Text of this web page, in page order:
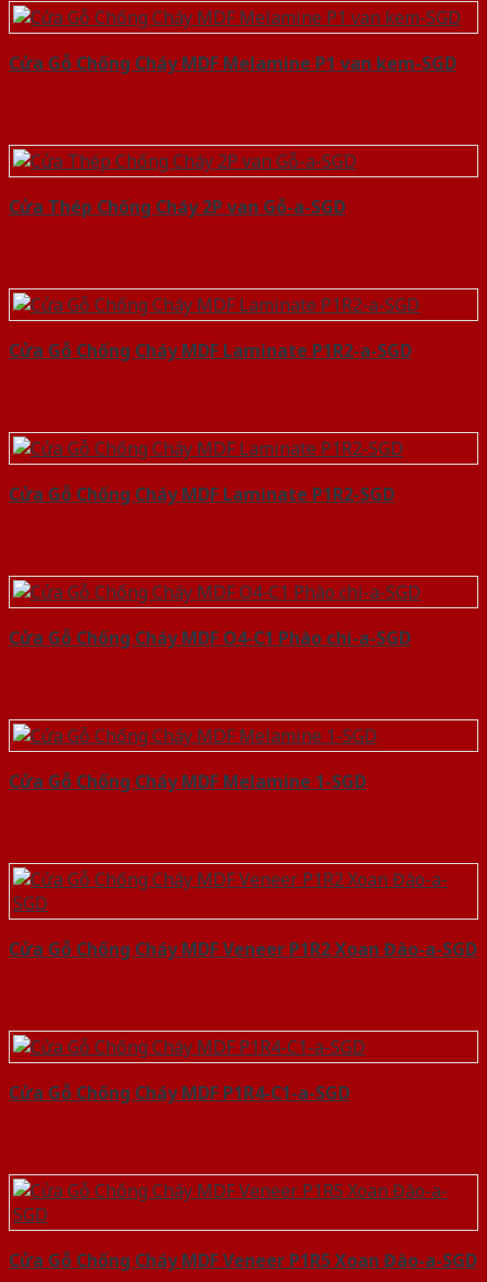
Cửa Gỗ Chống Cháy MDF Melamine P1 van kem-SGD
Cửa Thép Chống Cháy 2P van Gỗ-a-SGD
Cửa Gỗ Chống Cháy MDF Laminate P1R2-a-SGD
Cửa Gỗ Chống Cháy MDF Laminate P1R2-SGD
Cửa Gỗ Chống Cháy MDF O4-C1 Phào chi-a-SGD
Cửa Gỗ Chống Cháy MDF Melamine 1-SGD
Cửa Gỗ Chống Cháy MDF Veneer P1R2 Xoan Đào-a-SGD
Cửa Gỗ Chống Cháy MDF P1R4-C1-a-SGD
Cửa Gỗ Chống Cháy MDF Veneer P1R5 Xoan Đào-a-SGD